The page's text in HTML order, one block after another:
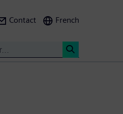
Contact French